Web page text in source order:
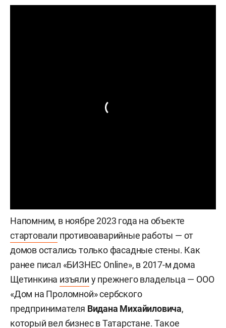
Напомним, в ноябре 2023 года на объекте
стартовали противоаварийные работы — от
домов остались только фасадные стены. Как
ранее писал «БИЗНЕС Online», в 2017-м дома
Щетинкина изъяли у прежнего владельца — ООО
«Дом на Проломной» сербского
предпринимателя Видана Михайиловича,
который вел бизнес в Татарстане. Такое